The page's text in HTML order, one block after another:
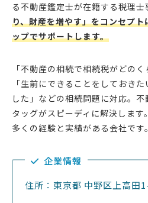
る不動産鑑定士が在籍する税理士
り、財産を増やす」をコンセプ
ップでサポートします。
「不動産の相続で相続税がどの
「生前にできることをしておき
した」などの相続問題に対応。
タッグがスピーディに解決しま
多くの経験と実績がある会社です。
企業情報
住所：東京都 中野区上高田